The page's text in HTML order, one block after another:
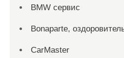
BMW сервис
Bonaparte,
CarMaster